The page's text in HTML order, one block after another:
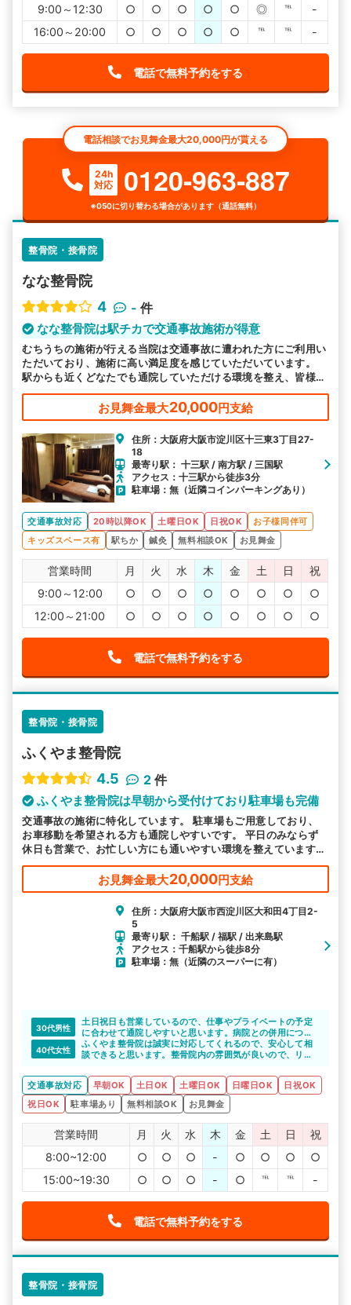
9:00～12:30
○ ○ ○ ○ ○ ◎ ℡
-
16:00～20:00
○ ○ ○ ○ ○ ℡ ℡ -
電話で無料予約をする
電話相談でお見舞金最大20,000円が貰える
24h
対応
0120-963-887
※050に切り替わる場合があります（通話無料）
整骨院・接骨院
なな整骨院
4
- 件
なな整骨院は駅チカで交通事故施術が得意
むちうちの施術が行える当院は交通事故に遭われた方にご利用い
ただいており、施術に高い満足度を感じていただいています。
駅からも近くどなたでも通院していただける環境を整え、皆様の
お越しをお待ちしております。
お見舞金最大20,000円支給
住所：大阪府大阪市淀川区十三東3丁目27-
18
最寄り駅： 十三駅 / 南方駅 / 三国駅
アクセス：十三駅から徒歩3分
駐車場：無（近隣コインパーキングあり）
交通事故対応 20時以降OK 土曜日OK 日祝OK
お子様同伴可
キッズスペース有
駅ちか 鍼灸 無料相談OK お見舞金
営業時間 月 火 水 木 金 土 日
祝
9:00～12:00
○ ○ ○ ○ ○ ○ ○
○
12:00～21:00
○ ○ ○ ○ ○ ○ ○ ○
電話で無料予約をする
整骨院・接骨院
ふくやま整骨院
4.5
2 件
ふくやま整骨院は早朝から受付けており駐車場も完備
交通事故の施術に特化しています。 駐車場もご用意しており、
お車移動を希望される方も通院しやすいです。 平日のみならず
休日も営業で、お忙しい方にも通いやすい環境を整えています。
皆様のお越しをお待ちしております。
お見舞金最大20,000円支給
住所：大阪府大阪市西淀川区大和田4丁目2-
5
最寄り駅： 千船駅 / 福駅 / 出来島駅
アクセス：千船駅から徒歩8分
駐車場：無（近隣のスーパーに有）
30代男性
土日祝日も営業しているので、仕事やプライベートの予定
に合わせて通院しやすいと思います。病院との併用につい
ても丁寧に対応してくれると思います。
40代女性
ふくやま整骨院は誠実に対応してくれるので、安心して相
談できると思います。整骨院内の雰囲気が良いので、リラ
交通事故対応
早朝OK 土日OK 土曜日OK 日曜日OK
日祝OK
祝日OK
駐車場あり 無料相談OK お見舞金
営業時間 月 火 水 木 金 土 日
祝
8:00~12:00
○ ○ ○ - ○ ○ ○
○
15:00~19:30
○ ○ ○ - ○ ℡ ℡ -
電話で無料予約をする
整骨院・接骨院